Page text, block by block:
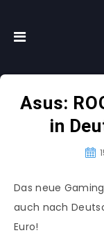
Asus:
in
Das neue
auch nach
Euro!